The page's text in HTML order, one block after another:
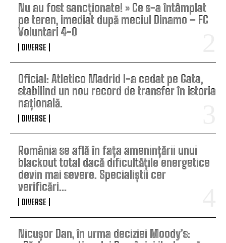
Nu au fost sancționate! » Ce s-a întâmplat
pe teren, imediat după meciul Dinamo – FC
Voluntari 4-0
DIVERSE
Oficial: Atletico Madrid l-a cedat pe Gata,
stabilind un nou record de transfer în istoria
națională.
DIVERSE
România se află în fața amenințării unui
blackout total dacă dificultățile energetice
devin mai severe. Specialiștii cer
verificări…
DIVERSE
Nicușor Dan, în urma deciziei Moody’s: